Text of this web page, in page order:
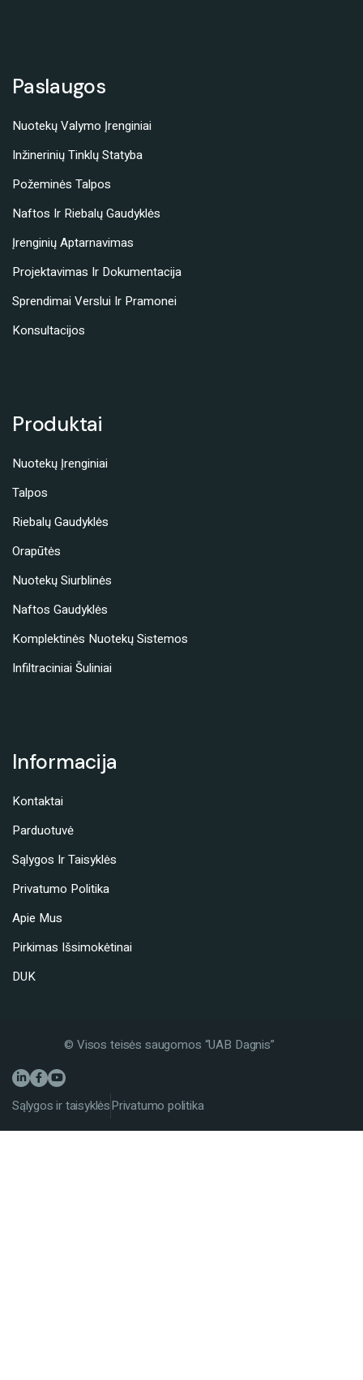
Paslaugos
Nuotekų Valymo Įrenginiai
Inžinerinių Tinklų Statyba
Požeminės Talpos
Naftos Ir Riebalų Gaudyklės
Įrenginių Aptarnavimas
Projektavimas Ir Dokumentacija
Sprendimai Verslui Ir Pramonei
Konsultacijos
Produktai
Nuotekų Įrenginiai
Talpos
Riebalų Gaudyklės
Orapūtės
Nuotekų Siurblinės
Naftos Gaudyklės
Komplektinės Nuotekų Sistemos
Infiltraciniai Šuliniai
Informacija
Kontaktai
Parduotuvė
Sąlygos Ir Taisyklės
Privatumo Politika
Apie Mus
Pirkimas Išsimokėtinai
DUK
© Visos teisės saugomos “UAB Dagnis”
Sąlygos ir taisyklėsPrivatumo politika